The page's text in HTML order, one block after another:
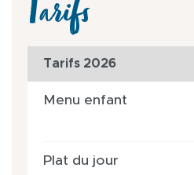
Tarifs
Tarifs 2026
Menu enfant
Plat du jour